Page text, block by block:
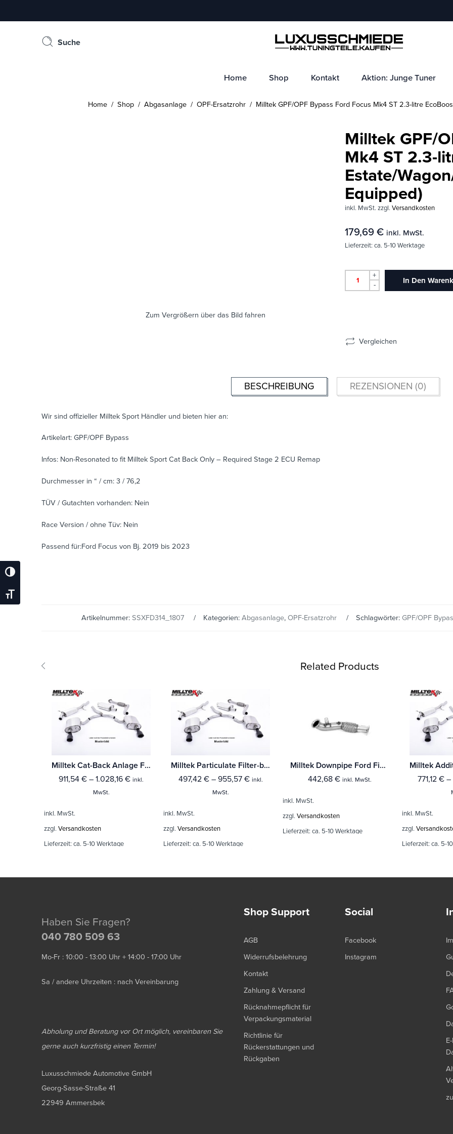
Umschalten Auf Hohe Kontraste
Schrift Vergrößern
Suche
Home Shop Kontakt Aktion: Junge Tuner
Home / Shop / Abgasanlage / OPF-Ersatzrohr / Milltek GPF/OPF Bypass Ford Focus Mk4 ST 2.3-litre
Zum Vergrößern über das Bild fahren
Milltek GPF/
Mk4 ST 2.3-
Estate/
Equipped)
inkl. MwSt. zzgl. Versandkosten
179,69 € inkl. MwSt.
Lieferzeit: ca. 5-10 Werktage
+
-
In Den
Vergleichen
BESCHREIBUNG REZENSIONEN (0)
Wir sind offizieller Milltek Sport Händler und bieten hier an:
Artikelart: GPF/OPF Bypass
Infos: Non-Resonated to fit Milltek Sport Cat Back Only – Required Stage 2 ECU Remap
Durchmesser in “ / cm: 3 / 76,2
TÜV / Gutachten vorhanden: Nein
Race Version / ohne Tüv: Nein
Passend für:Ford Focus von Bj. 2019 bis 2023
Artikelnummer: SSXFD314_1807 Kategorien: Abgasanlage, OPF-Ersatzrohr Schlagwörter: GPF/OPF
Related Products
Milltek Cat-Back Anlage Ford Fiesta Mk7 ST 1.6 EcoBoost (5-Türer North American Vehicles) Mit TÜV / ECE Zulassung!
911,54 € – 1.028,16 € inkl.
MwSt.
inkl. MwSt.
zzgl. Versandkosten
Lieferzeit: ca. 5-10 Werktage
Milltek Particulate Filter-back Ford Fiesta Mk8 1.0T EcoBoost ST-Line 3 & 5-Türer (155ps Hybrid mit OPF/GPF)
497,42 €– 955,57 € inkl.
MwSt.
inkl. MwSt.
zzgl. Versandkosten
Lieferzeit: ca. 5-10 Werktage
Milltek Downpipe Ford Fiesta Mk8 & Mk8.5 ST 1.5 EcoBoost 200PS (Ab Baujahr Sept 2020 Modelle)
442,68 € inkl. MwSt.
inkl. MwSt.
zzgl. Versandkosten
Lieferzeit: ca. 5-10 Werktage
771,12 € –
inkl. MwSt.
zzgl.
Lieferzeit: ca. 5-
Haben Sie Fragen?
040 780 509 63
Mo-Fr : 10:00 - 13:00 Uhr + 14:00 - 17:00 Uhr
Sa / andere Uhrzeiten : nach Vereinbarung
Abholung und Beratung vor Ort möglich, vereinbaren Sie
gerne auch kurzfristig einen Termin!
Luxusschmiede Automotive GmbH
Georg-Sasse-Straße 41
22949 Ammersbek
Shop Support
AGB
Widerrufsbelehrung
Kontakt
Zahlung & Versand
Rücknahmepflicht für
Verpackungsmaterial
Richtlinie für
Rückerstattungen und
Rückgaben
Social
Facebook
Instagram